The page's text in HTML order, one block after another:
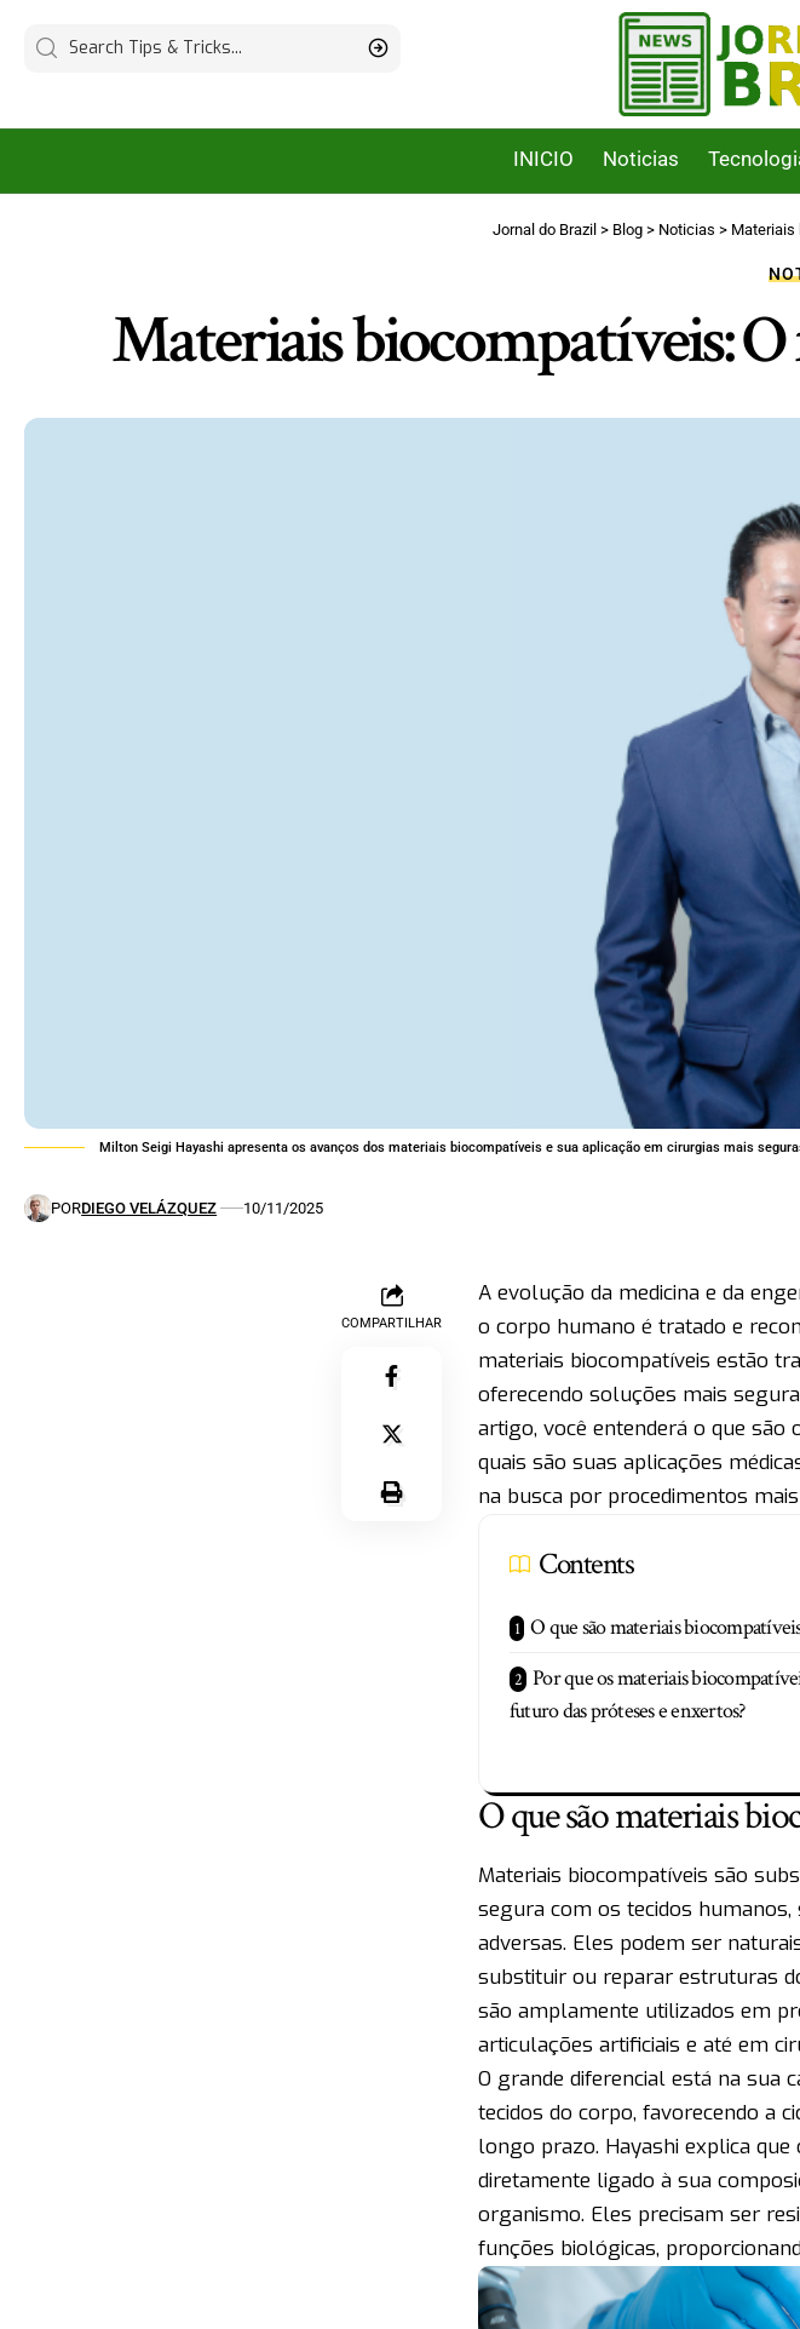
INICIO Noticias
Jornal do Brazil > Blog > Noticias > Materiais
Materiais biocompatíveis:
Milton Seigi Hayashi apresenta os avanços dos materiais biocompatíveis e sua aplicação em cirurgias mais
PORDIEGO VELÁZQUEZ 10/11/2025
COMPARTILHAR
A evolução da medicina e da
o corpo humano é tratado e
materiais biocompatíveis estão
oferecendo soluções mais
artigo, você entenderá o que são
quais são suas aplicações
na busca por procedimentos
Contents
O que são materiais
Por que os materiais
futuro das próteses e enxertos?
O que são materiais
Materiais biocompatíveis são
segura com os tecidos
adversas. Eles podem ser
substituir ou reparar estruturas
são amplamente utilizados em
articulações artificiais e até em
O grande diferencial está na sua
tecidos do corpo, favorecendo a
longo prazo. Hayashi explica
diretamente ligado à sua
organismo. Eles precisam ser
funções biológicas,